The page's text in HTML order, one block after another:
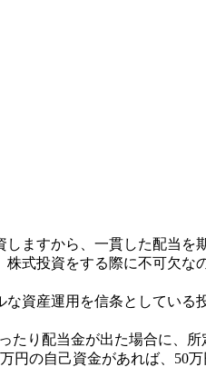
ますから、一貫した配当を
式投資をする際に不可欠
資産運用を信条としてい
り配当金が出た場合に、所
の自己資金があれば、50